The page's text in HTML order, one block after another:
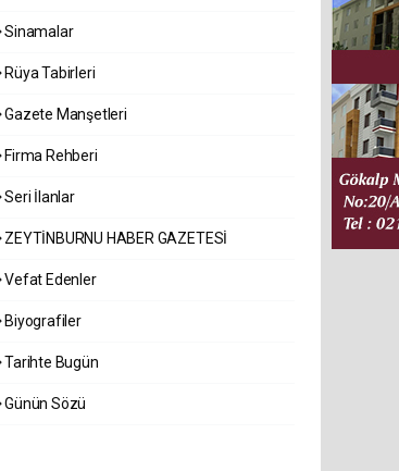
Sinamalar
Rüya Tabirleri
Gazete Manşetleri
Firma Rehberi
Seri İlanlar
ZEYTİNBURNU HABER GAZETESİ
Vefat Edenler
Biyografiler
Tarihte Bugün
Günün Sözü